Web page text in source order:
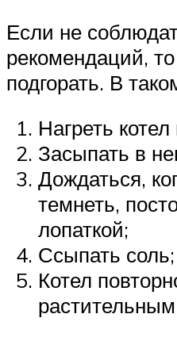
Если не
рекомендаций,
подгорать. В
Нагреть котел
Засыпать в
Дождаться,
темнеть,
лопаткой;
Ссыпать соль;
Котел